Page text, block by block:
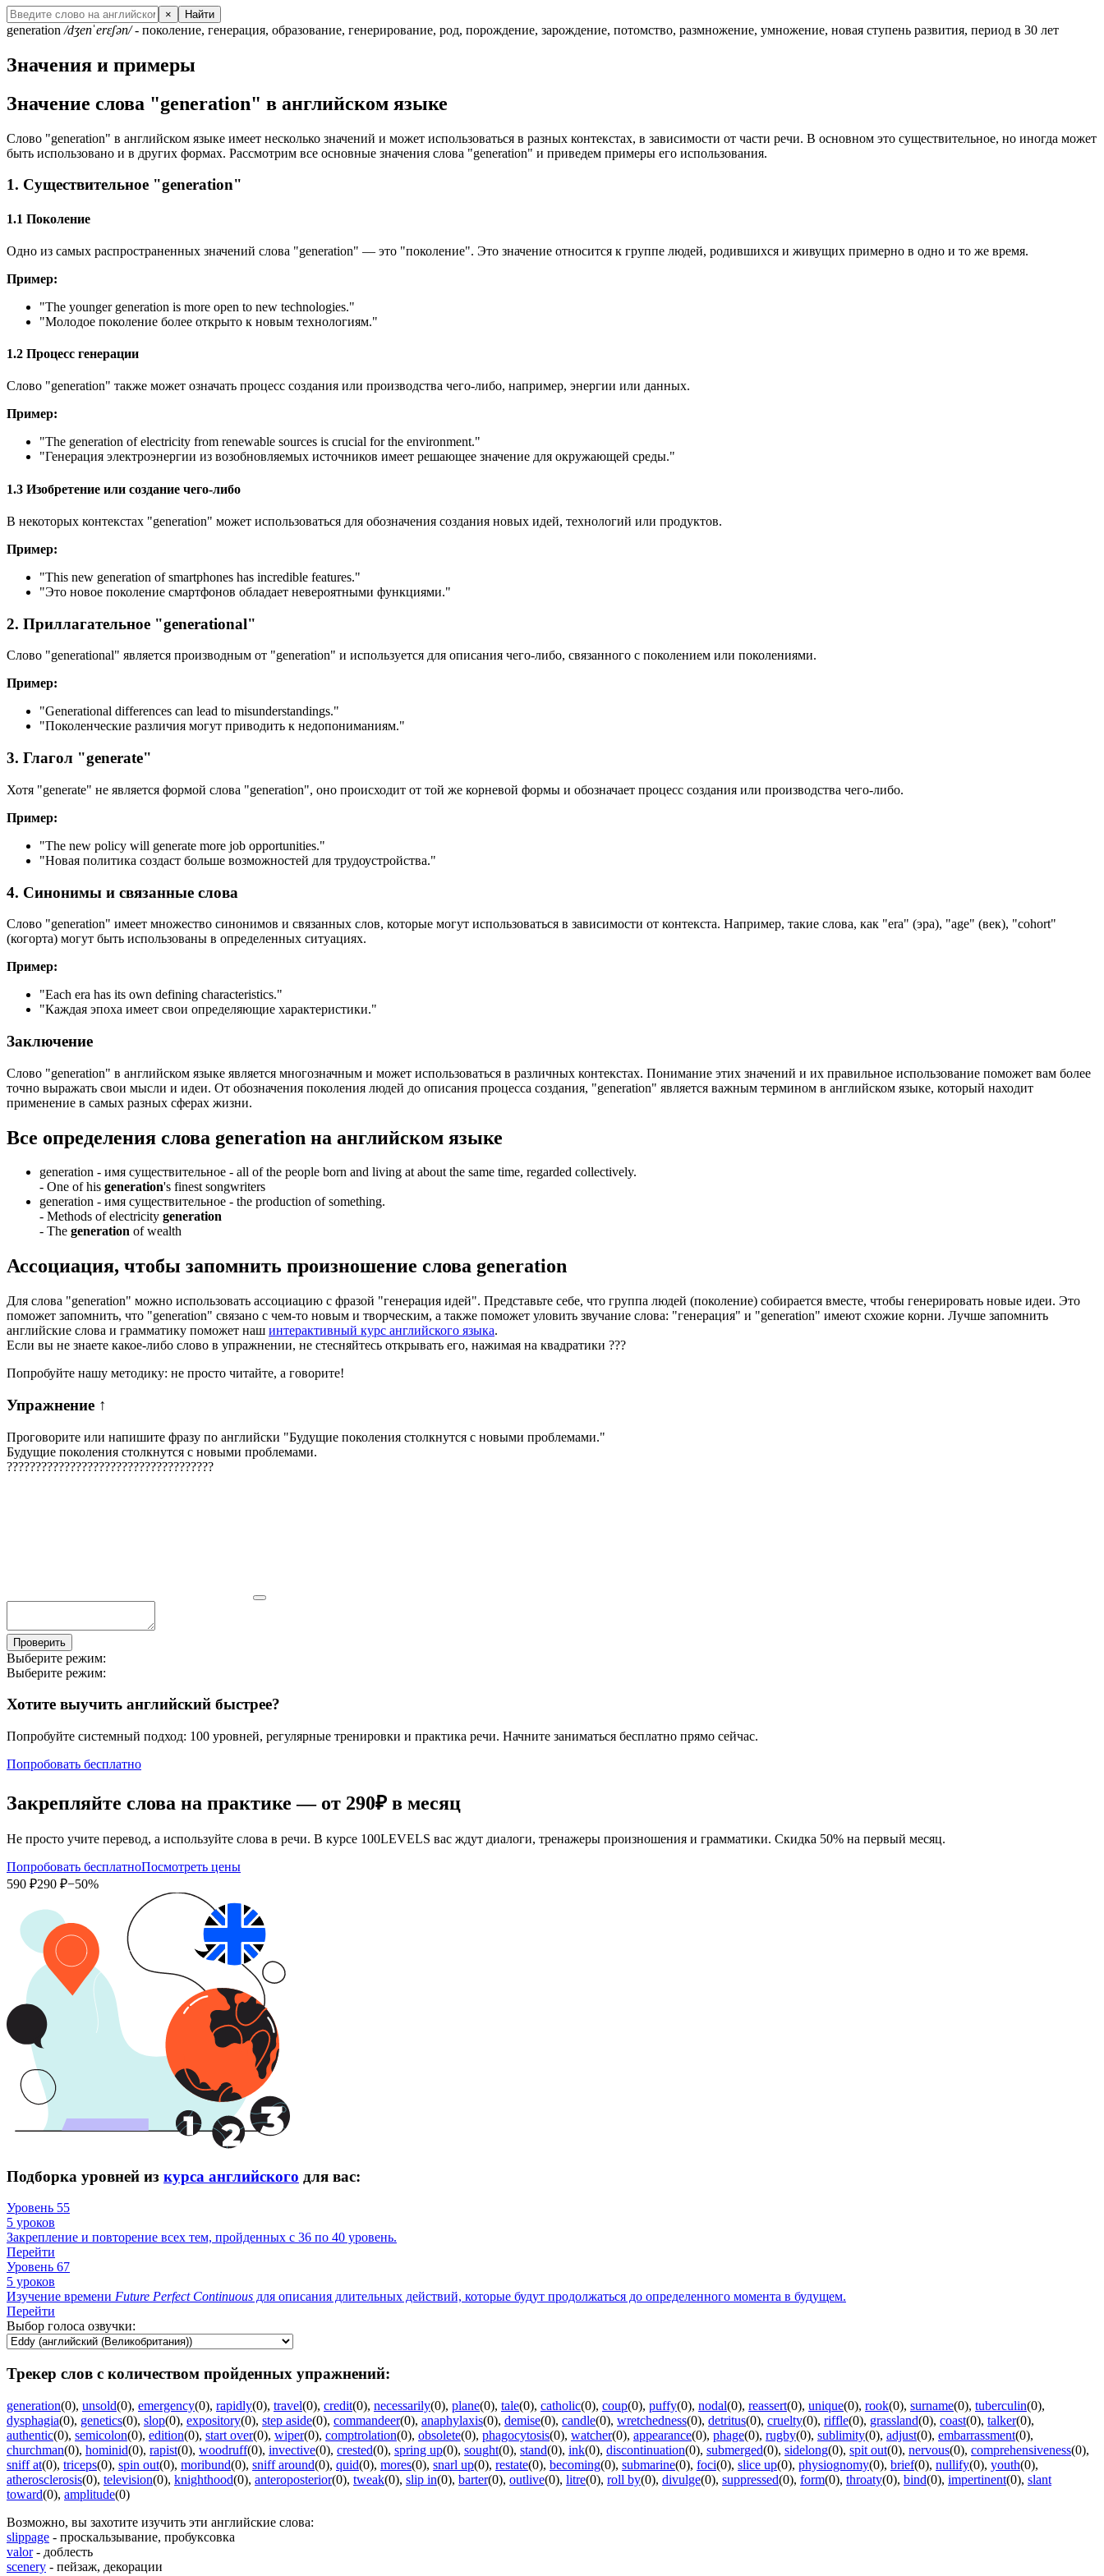
× Найти
generation /dʒenˈerɛʃən/- поколение, генерация, образование, генерирование, род, порождение, зарождение, потомство, размножение, умножение, новая ступень развития, период в 30 лет
Значения и примеры
Значение слова "generation" в английском языке
Слово "generation" в английском языке имеет несколько значений и может использоваться в разных контекстах, в зависимости от части речи. В основном это существительное, но иногда может
быть использовано и в других формах. Рассмотрим все основные значения слова "generation" и приведем примеры его использования.
1. Существительное "generation"
1.1 Поколение
Одно из самых распространенных значений слова "generation" — это "поколение". Это значение относится к группе людей, родившихся и живущих примерно в одно и то же время.
Пример:
"The younger generation is more open to new technologies."
"Молодое поколение более открыто к новым технологиям."
1.2 Процесс генерации
Слово "generation" также может означать процесс создания или производства чего-либо, например, энергии или данных.
Пример:
"The generation of electricity from renewable sources is crucial for the environment."
"Генерация электроэнергии из возобновляемых источников имеет решающее значение для окружающей среды."
1.3 Изобретение или создание чего-либо
В некоторых контекстах "generation" может использоваться для обозначения создания новых идей, технологий или продуктов.
Пример:
"This new generation of smartphones has incredible features."
"Это новое поколение смартфонов обладает невероятными функциями."
2. Приллагательное "generational"
Слово "generational" является производным от "generation" и используется для описания чего-либо, связанного с поколением или поколениями.
Пример:
"Generational differences can lead to misunderstandings."
"Поколенческие различия могут приводить к недопониманиям."
3. Глагол "generate"
Хотя "generate" не является формой слова "generation", оно происходит от той же корневой формы и обозначает процесс создания или производства чего-либо.
Пример:
"The new policy will generate more job opportunities."
"Новая политика создаст больше возможностей для трудоустройства."
4. Синонимы и связанные слова
Слово "generation" имеет множество синонимов и связанных слов, которые могут использоваться в зависимости от контекста. Например, такие слова, как "era" (эра), "age" (век), "cohort"
(когорта) могут быть использованы в определенных ситуациях.
Пример:
"Each era has its own defining characteristics."
"Каждая эпоха имеет свои определяющие характеристики."
Заключение
Слово "generation" в английском языке является многозначным и может использоваться в различных контекстах. Понимание этих значений и их правильное использование поможет вам более
точно выражать свои мысли и идеи. От обозначения поколения людей до описания процесса создания, "generation" является важным термином в английском языке, который находит
применение в самых разных сферах жизни.
Все определения слова generation на английском языке
generation - имя существительное - all of the people born and living at about the same time, regarded collectively.
- One of his generation's finest songwriters
generation - имя существительное - the production of something.
- Methods of electricity generation
- The generation of wealth
Ассоциация, чтобы запомнить произношение слова generation
Для слова "generation" можно использовать ассоциацию с фразой "генерация идей". Представьте себе, что группа людей (поколение) собирается вместе, чтобы генерировать новые идеи. Это
поможет запомнить, что "generation" связано с чем-то новым и творческим, а также поможет уловить звучание слова: "генерация" и "generation" имеют схожие корни. Лучше запомнить
английские слова и грамматику поможет наш интерактивный курс английского языка.
Если вы не знаете какое-либо слово в упражнении, не стесняйтесь открывать его, нажимая на квадратики ???
Попробуйте нашу методику: не просто читайте, а говорите!
Упражнение ↑
Проговорите или напишите фразу по английски "Будущие поколения столкнутся с новыми проблемами."
Будущие поколения столкнутся с новыми проблемами.
????????????????????????????????????
Проверить
Выберите режим:
Выберите режим:
Хотите выучить английский быстрее?
Попробуйте системный подход: 100 уровней, регулярные тренировки и практика речи. Начните заниматься бесплатно прямо сейчас.
Попробовать бесплатно
Закрепляйте слова на практике — от 290₽ в месяц
Не просто учите перевод, а используйте слова в речи. В курсе 100LEVELS вас ждут диалоги, тренажеры произношения и грамматики. Скидка 50% на первый месяц.
Попробовать бесплатноПосмотреть цены
590 ₽290 ₽−50%
Подборка уровней из курса английского для вас:
Уровень 55
5 уроков
Закрепление и повторение всех тем, пройденных с 36 по 40 уровень.
Перейти
Уровень 67
5 уроков
Изучение времени Future Perfect Continuous для описания длительных действий, которые будут продолжаться до определенного момента в будущем.
Перейти
Выбор голоса озвучки:
Трекер слов с количеством пройденных упражнений:
generation(0), unsold(0), emergency(0), rapidly(0), travel(0), credit(0), necessarily(0), plane(0), tale(0), catholic(0), coup(0), puffy(0), nodal(0), reassert(0), unique(0), rook(0), surname(0), tuberculin(0),
dysphagia(0), genetics(0), slop(0), expository(0), step aside(0), commandeer(0), anaphylaxis(0), demise(0), candle(0), wretchedness(0), detritus(0), cruelty(0), riffle(0), grassland(0), coast(0), talker(0),
authentic(0), semicolon(0), edition(0), start over(0), wiper(0), comptrolation(0), obsolete(0), phagocytosis(0), watcher(0), appearance(0), phage(0), rugby(0), sublimity(0), adjust(0), embarrassment(0),
churchman(0), hominid(0), rapist(0), woodruff(0), invective(0), crested(0), spring up(0), sought(0), stand(0), ink(0), discontinuation(0), submerged(0), sidelong(0), spit out(0), nervous(0), comprehensiveness(0),
sniff at(0), triceps(0), spin out(0), moribund(0), sniff around(0), quid(0), mores(0), snarl up(0), restate(0), becoming(0), submarine(0), foci(0), slice up(0), physiognomy(0), brief(0), nullify(0), youth(0),
atherosclerosis(0), television(0), knighthood(0), anteroposterior(0), tweak(0), slip in(0), barter(0), outlive(0), litre(0), roll by(0), divulge(0), suppressed(0), form(0), throaty(0), bind(0), impertinent(0), slant
toward(0), amplitude(0)
Возможно, вы захотите изучить эти английские слова:
slippage - проскальзывание, пробуксовка
valor- доблесть
scenery - пейзаж, декорации